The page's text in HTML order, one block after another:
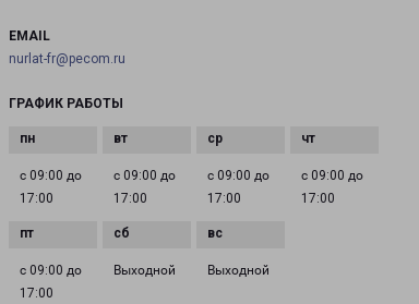
EMAIL
nurlat-fr@pecom.ru
ГРАФИК РАБОТЫ
с 09:00 до
17:00
с 09:00 до
17:00
с 09:00 до
17:00
с 09:00 до
17:00
с 09:00 до
17:00
Выходной Выходной